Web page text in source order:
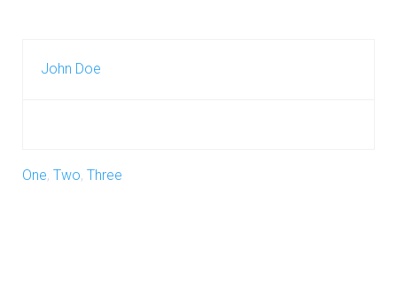
John Doe
One,Two,Three